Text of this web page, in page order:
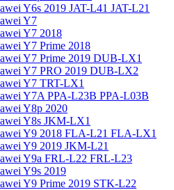
Y6s 2019 JAT-L41 JAT-L21
Y7
Y7 2018
Y7 Prime 2018
Y7 Prime 2019 DUB-LX1
Y7 PRO 2019 DUB-LX2
Y7 TRT-LX1
Y7A PPA-L23B PPA-L03B
Y8p 2020
Y8s JKM-LX1
Y9 2018 FLA-L21 FLA-LX1
Y9 2019 JKM-L21
Y9a FRL-L22 FRL-L23
Y9s 2019
Y9 Prime 2019 STK-L22